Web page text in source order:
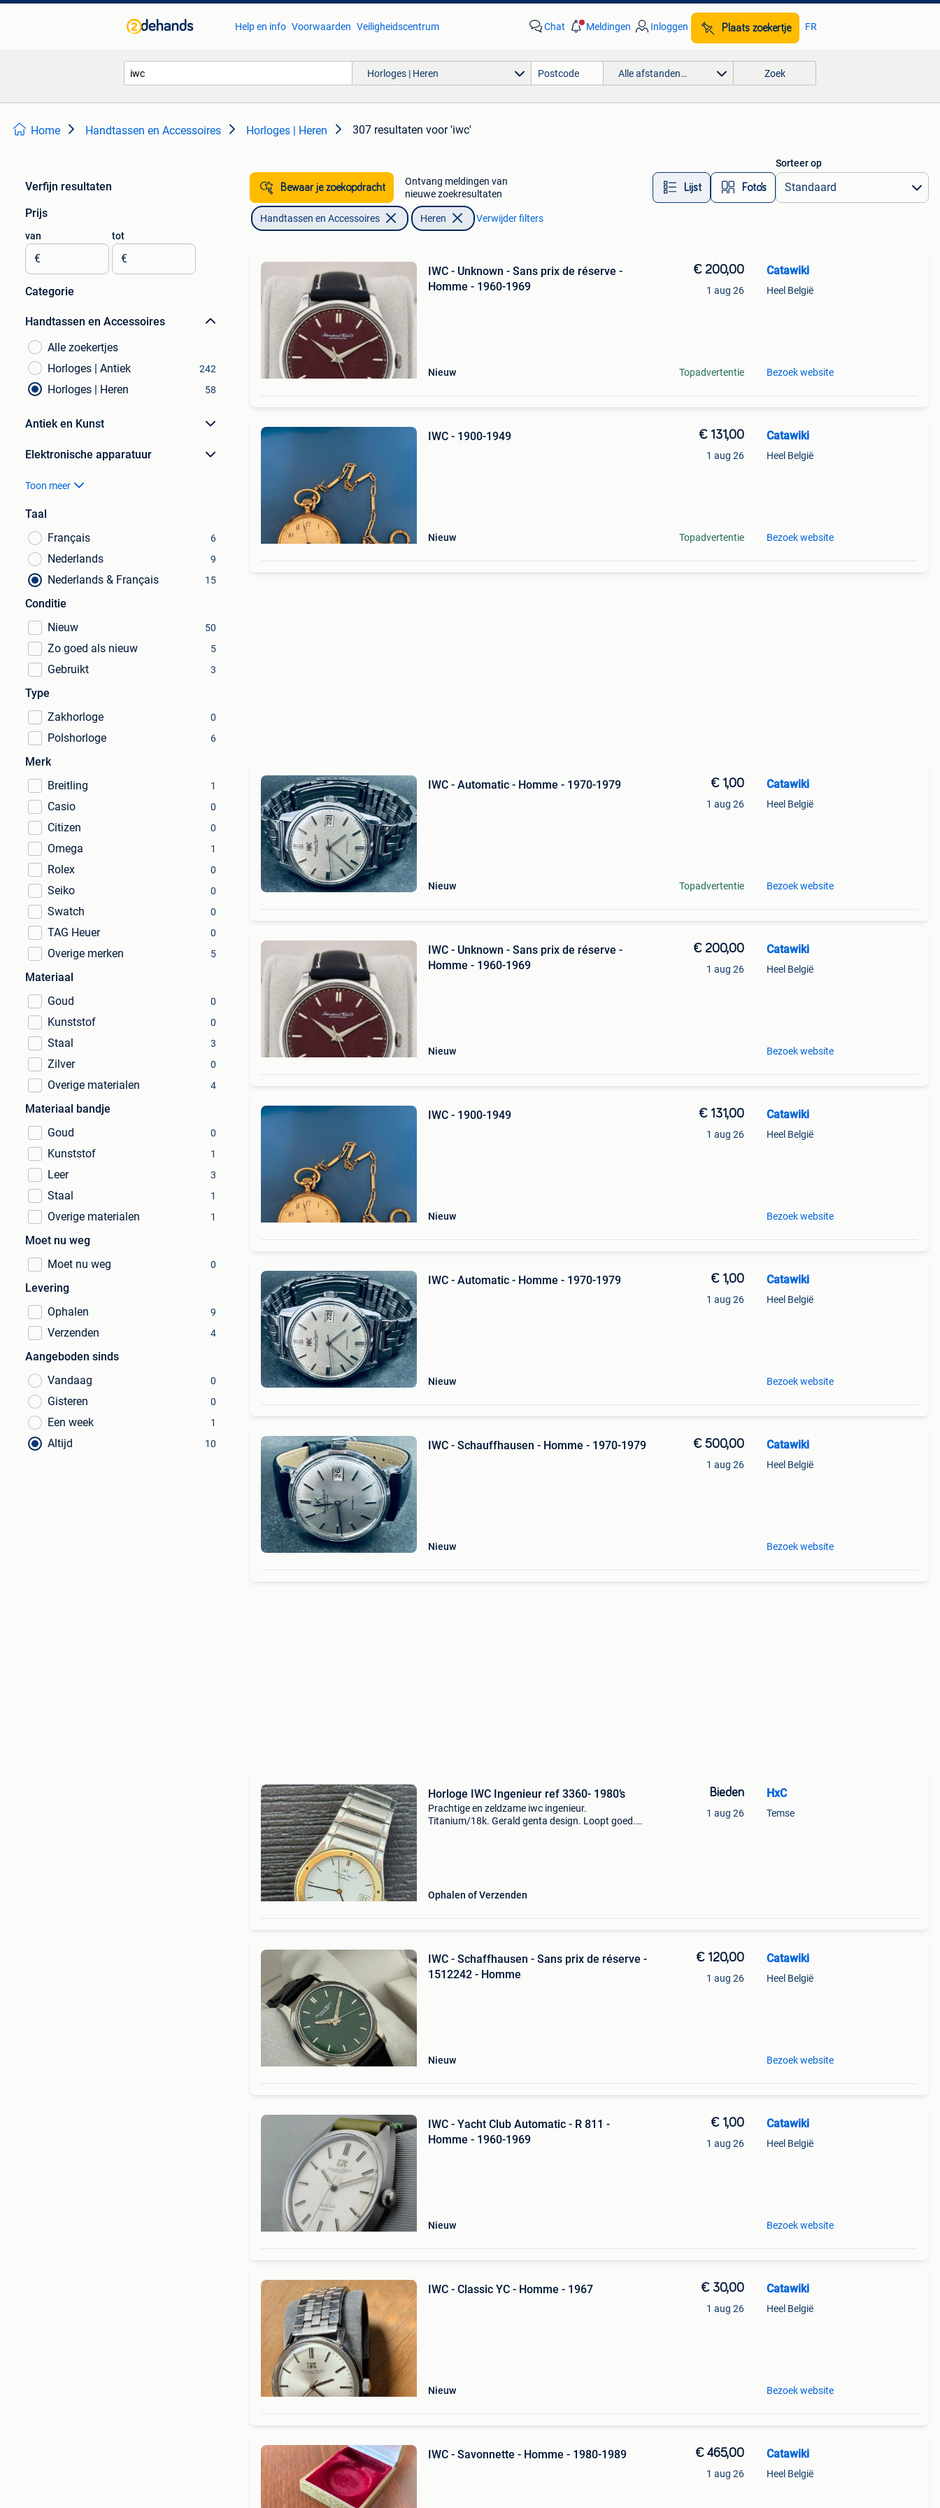
Help en info Voorwaarden Veiligheidscentrum Chat Meldingen Inloggen Plaats zoekertje FR
Horloges | Heren Alle afstanden… Zoek
Home Handtassen en Accessoires Horloges | Heren 307 resultaten voor 'iwc'
Verfijn resultaten
Prijs
van
€
tot
€
Categorie
Handtassen en Accessoires
Alle zoekertjes
Horloges | Antiek
242
Horloges | Heren 58
Antiek en Kunst
Elektronische apparatuur
Toon meer
Taal
Français
6
Nederlands 9
Nederlands & Français 15
Conditie
Nieuw
50
Zo goed als nieuw 5
Gebruikt 3
Type
Zakhorloge
0
Polshorloge 6
Merk
Breitling
1
Casio 0
Citizen 0
Omega 1
Rolex 0
Seiko 0
Swatch 0
TAG Heuer 0
Overige merken 5
Materiaal
Goud
0
Kunststof 0
Staal 3
Zilver 0
Overige materialen 4
Materiaal bandje
Goud
0
Kunststof 1
Leer 3
Staal 1
Overige materialen 1
Moet nu weg
Moet nu weg
0
Levering
Ophalen
9
Verzenden 4
Aangeboden sinds
Vandaag
0
Gisteren 0
Een week 1
Altijd 10
Bewaar je zoekopdracht
Ontvang meldingen van
nieuwe zoekresultaten
Lijst Foto’s
Sorteer op
Handtassen en Accessoires Heren Verwijder filters
IWC - Unknown - Sans prix de réserve -
Homme - 1960-1969
Nieuw
€ 200,00
1 aug 26
Topadvertentie
Catawiki
Heel België
Bezoek website
IWC - 1900-1949
Nieuw
€ 131,00
1 aug 26
Topadvertentie
Catawiki
Heel België
Bezoek website
IWC - Automatic - Homme - 1970-1979
Nieuw
€ 1,00
1 aug 26
Topadvertentie
Catawiki
Heel België
Bezoek website
IWC - Unknown - Sans prix de réserve -
Homme - 1960-1969
Nieuw
€ 200,00
1 aug 26
Catawiki
Heel België
Bezoek website
IWC - 1900-1949
Nieuw
€ 131,00
1 aug 26
Catawiki
Heel België
Bezoek website
IWC - Automatic - Homme - 1970-1979
Nieuw
€ 1,00
1 aug 26
Catawiki
Heel België
Bezoek website
IWC - Schauffhausen - Homme - 1970-1979
Nieuw
€ 500,00
1 aug 26
Catawiki
Heel België
Bezoek website
Horloge IWC Ingenieur ref 3360- 1980’s
Prachtige en zeldzame iwc ingenieur.
Titanium/18k. Gerald genta design. Loopt goed.
Ophalen of Verzenden
Bieden
1 aug 26
HxC
Temse
IWC - Schaffhausen - Sans prix de réserve -
1512242 - Homme
Nieuw
€ 120,00
1 aug 26
Catawiki
Heel België
Bezoek website
IWC - Yacht Club Automatic - R 811 -
Homme - 1960-1969
Nieuw
€ 1,00
1 aug 26
Catawiki
Heel België
Bezoek website
IWC - Classic YC - Homme - 1967
Nieuw
€ 30,00
1 aug 26
Catawiki
Heel België
Bezoek website
IWC - Savonnette - Homme - 1980-1989 € 465,00
1 aug 26
Catawiki
Heel België